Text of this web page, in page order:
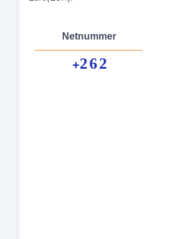
Netnummer
+262